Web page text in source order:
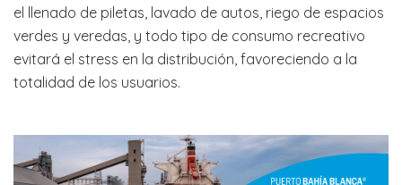
el llenado de piletas, lavado de autos, riego de espacios
verdes y veredas, y todo tipo de consumo recreativo
evitará el stress en la distribución, favoreciendo a la
totalidad de los usuarios.